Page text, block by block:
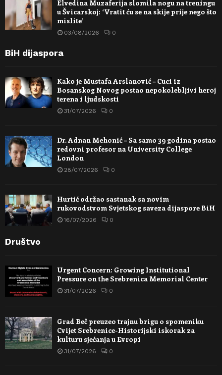
Elvedina Muzaferija slomila nogu na treningu
u Švicarskoj: ‘Vratit ću se na skije prije nego što
mislite’
03/08/2026 0
BiH dijaspora
Kako je Mustafa Arslanović – Cuci iz
Bosanskog Novog postao nepokolebljivi heroj
terena i ljudskosti
31/07/2026 0
Dr. Adnan Mehonić – Sa samo 39 godina postao
redovni profesor na University College
London
28/07/2026 0
Hurtić održao sastanak sa novim
rukovodstvom Svjetskog saveza dijaspore BiH
16/07/2026 0
Društvo
Urgent Concern: Growing Institutional
Pressure on the Srebrenica Memorial Center
31/07/2026 0
Grad Beč preuzeo trajnu brigu o spomeniku
Cvijet Srebrenice-Historijski iskorak za
kulturu sjećanja u Evropi
31/07/2026 0